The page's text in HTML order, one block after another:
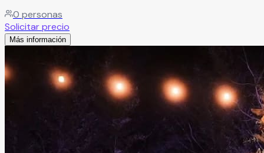
Contamos con espacios diseñados para cada tipo de
celebración, cada uno pensado para adaptarse a tu estilo
y hacer de tu evento un momento único.
0 personas
Solicitar precio
Más información